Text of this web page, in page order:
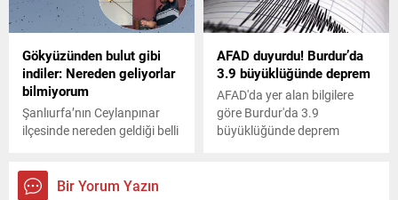
Gökyüzünden bulut gibi
indiler: Nereden geliyorlar
bilmiyorum
Şanlıurfa’nın Ceylanpınar
ilçesinde nereden geldiği belli
baskınına çalışırken
AFAD duyurdu! Burdur’da
3.9 büyüklüğünde deprem
AFAD'da yer alan bilgilere
göre Burdur'da 3.9
büyüklüğünde deprem
Bir Yorum Yazın